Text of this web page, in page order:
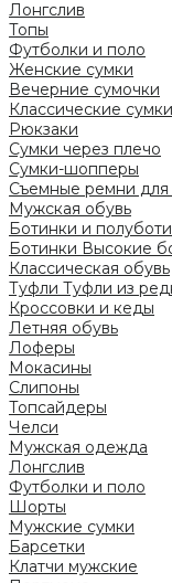
Лонгслив
Топы
Футболки и поло
Женские сумки
Вечерние сумочки
Классические сумки
Рюкзаки
Сумки через плечо
Сумки-шопперы
Съемные ремни для
Мужская обувь
Ботинки и
Ботинки Высокие
Классическая обувь
Туфли Туфли из
Кроссовки и кеды
Летняя обувь
Лоферы
Мокасины
Слипоны
Топсайдеры
Челси
Мужская одежда
Лонгслив
Футболки и поло
Шорты
Мужские сумки
Барсетки
Клатчи мужские